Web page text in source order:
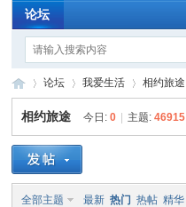
论坛
»
论坛
›
我爱生活 相约旅途
相约旅途 今日:0 主题:46915
全部主题 最新 热门 热帖 精华